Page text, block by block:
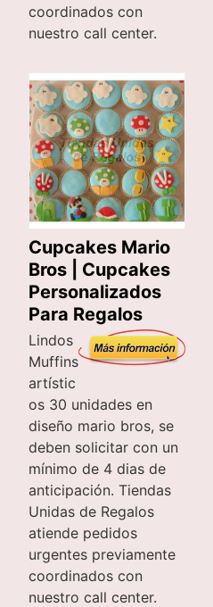
coordinados con
nuestro call center.
Cupcakes Mario
Bros | Cupcakes
Personalizados
Para Regalos
Lindos
Muffins
artístic
os 30 unidades en
diseño mario bros, se
deben solicitar con un
mínimo de 4 dias de
anticipación. Tiendas
Unidas de Regalos
atiende pedidos
urgentes previamente
coordinados con
nuestro call center.